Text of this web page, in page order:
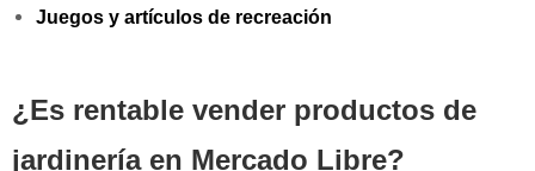
Juegos y artículos de recreación
¿Es rentable vender productos de
jardinería en Mercado Libre?